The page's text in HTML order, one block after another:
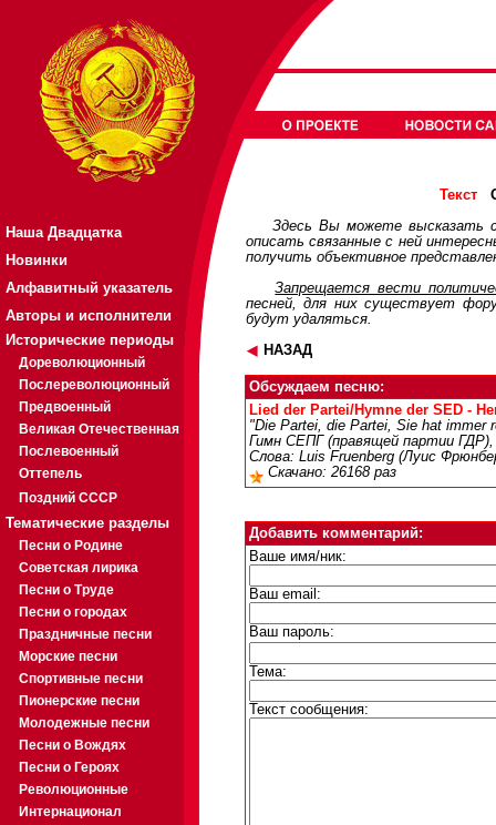
Наша Двадцатка
Новинки
Алфавитный указатель
Авторы и исполнители
Исторические периоды
Дореволюционный
Послереволюционный
Предвоенный
Великая Отечественная
Послевоенный
Оттепель
Поздний СССР
Тематические разделы
Песни о Родине
Советская лирика
Песни о Труде
Песни о городах
Праздничные песни
Морские песни
Спортивные песни
Пионерские песни
Молодежные песни
Песни о Вождях
Песни о Героях
Революционные
Интернационал
Текст
Здесь Вы можете высказать
описать связанные с ней
получить объективное
Запрещается вести
песней, для них существует
будут удаляться.
НАЗАД
Обсуждаем песню:
Lied der Partei/Hymne der SED -
"Die Partei, die Partei, Sie hat immer
Гимн СЕПГ (правящей партии
Слова: Luis Fruenberg (Луис
Скачано: 26168 раз
Добавить комментарий:
Ваше имя/ник:
Ваш email:
Ваш пароль:
Тема:
Текст сообщения: